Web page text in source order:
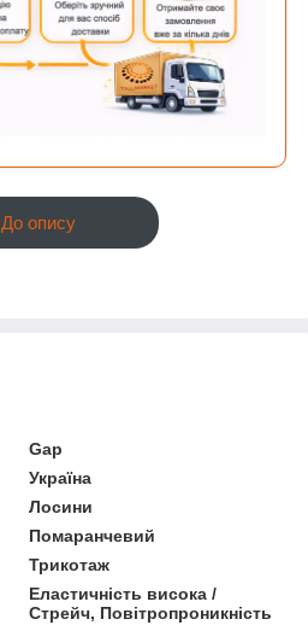
До опису
Gap
Україна
Лосини
Помаранчевий
Трикотаж
Еластичність висока /
Стрейч, Повітропроникність